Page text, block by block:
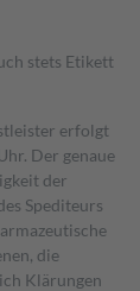
stets Etikett
erfolgt
Der genaue
der
Spediteurs
die
Klärungen